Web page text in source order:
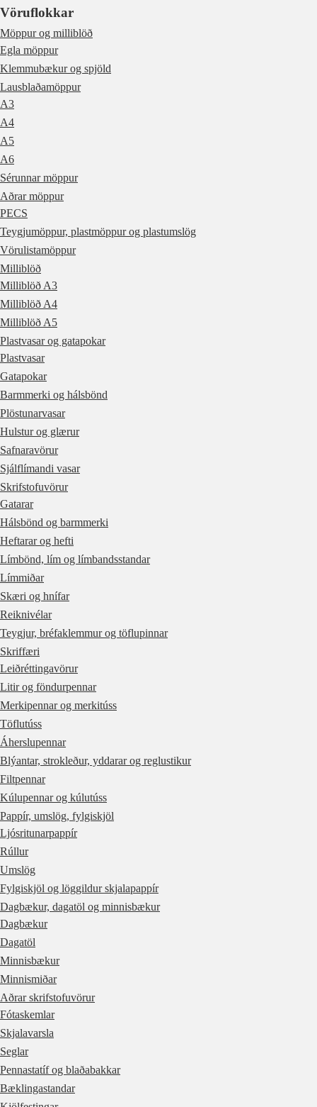
Vöruflokkar
Möppur og milliblöð
Egla möppur
Klemmubækur og spjöld
Lausblaðamöppur
A3
A4
A5
A6
Sérunnar möppur
Aðrar möppur
PECS
Teygjumöppur, plastmöppur og plastumslög
Vörulistamöppur
Milliblöð
Milliblöð A3
Milliblöð A4
Milliblöð A5
Plastvasar og gatapokar
Plastvasar
Gatapokar
Barmmerki og hálsbönd
Plöstunarvasar
Hulstur og glærur
Safnaravörur
Sjálflímandi vasar
Skrifstofuvörur
Gatarar
Hálsbönd og barmmerki
Heftarar og hefti
Límbönd, lím og límbandsstandar
Límmiðar
Skæri og hnífar
Reiknivélar
Teygjur, bréfaklemmur og töflupinnar
Skriffæri
Leiðréttingavörur
Litir og föndurpennar
Merkipennar og merkitúss
Töflutúss
Áherslupennar
Blýantar, strokleður, yddarar og reglustikur
Filtpennar
Kúlupennar og kúlutúss
Pappír, umslög, fylgiskjöl
Ljósritunarpappír
Rúllur
Umslög
Fylgiskjöl og löggildur skjalapappír
Dagbækur, dagatöl og minnisbækur
Dagbækur
Dagatöl
Minnisbækur
Minnismiðar
Aðrar skrifstofuvörur
Fótaskemlar
Skjalavarsla
Seglar
Pennastatíf og blaðabakkar
Bæklingastandar